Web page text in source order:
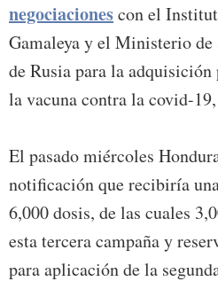
negociacionescon el
Gamaleya y el Ministerio de
de Rusia para la
la vacuna contra la covid-
El pasado miércoles
notificación que recibiría
6,000 dosis, de las cuales
esta tercera campaña y
para aplicación de la